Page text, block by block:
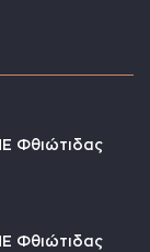
Φθιώτιδας
Φθιώτιδας